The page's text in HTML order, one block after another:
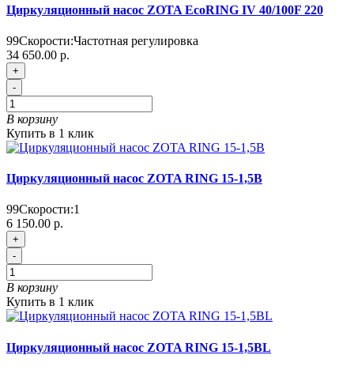
Циркуляционный насос ZOTA EcoRING IV 40/100F 220
99Скорости:Частотная регулировка
34 650.00 р.
+
-
В корзину
Купить в 1 клик
Циркуляционный насос ZOTA RING 15-1,5B
99Скорости:1
6 150.00 р.
+
-
В корзину
Купить в 1 клик
Циркуляционный насос ZOTA RING 15-1,5BL